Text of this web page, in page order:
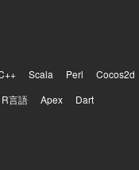
Scala Perl Cocos2d
R言語 Apex Dart